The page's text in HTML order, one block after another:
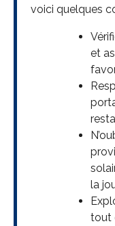
voici quelques
et
la
tout